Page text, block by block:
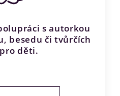
s autorkou
besedu či tvůrčích
děti.